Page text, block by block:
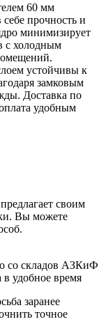
60 мм
прочность и
минимизирует
с холодным
устойчивы к
замковым
Доставка по
удобным
своим
Вы можете
со складов АЗКиФ
в удобное время
заранее
точное